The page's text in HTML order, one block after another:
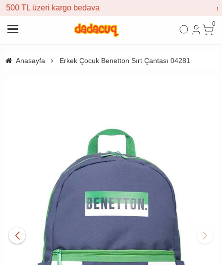
🎁 İlk siparişe %10
0
Anasayfa Erkek Çocuk Benetton Sırt Çantası 04281